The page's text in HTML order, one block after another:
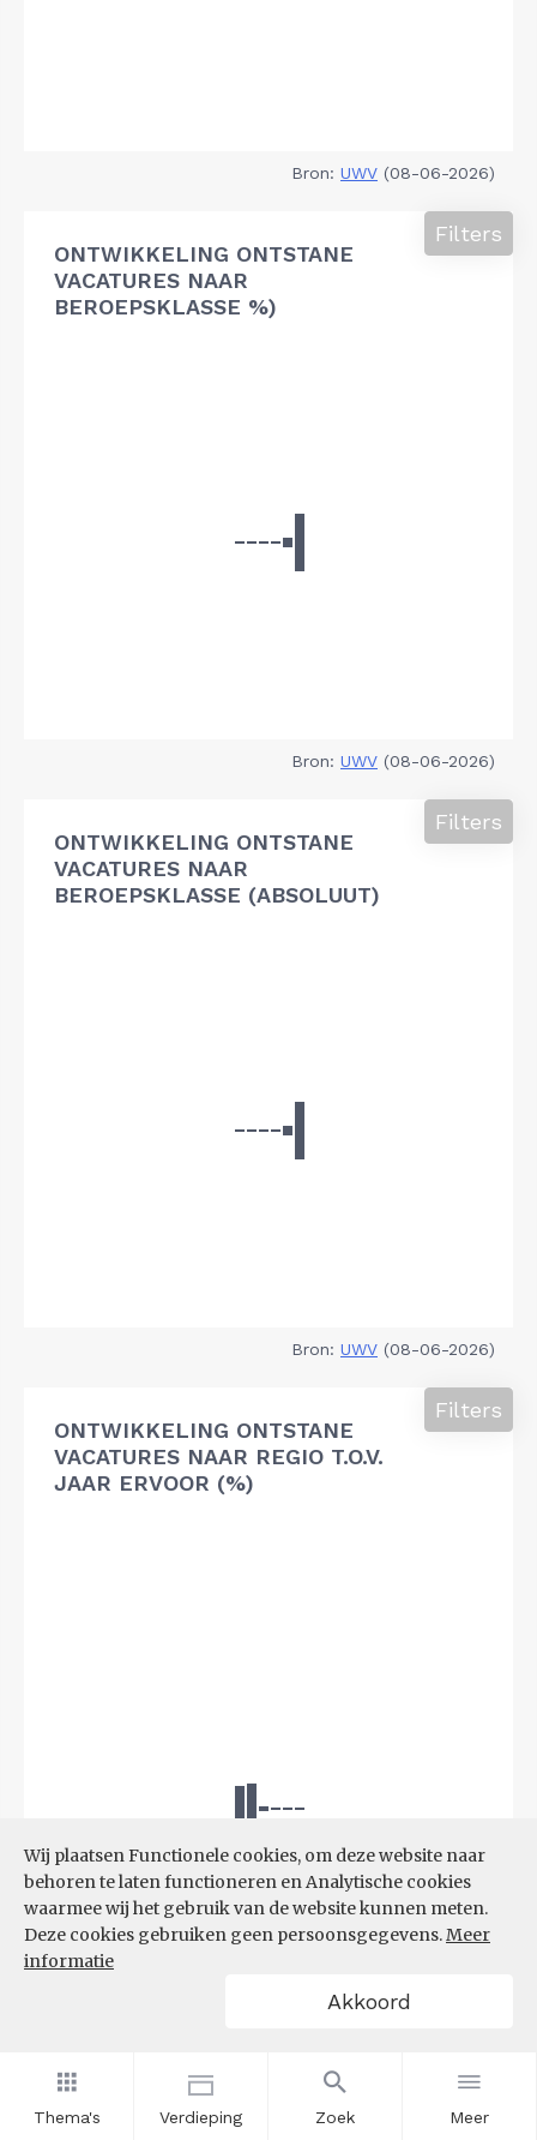
Thema's Verdieping Zoek Meer
Wij plaatsen Functionele cookies, om deze website naar
behoren te laten functioneren en Analytische cookies
waarmee wij het gebruik van de website kunnen meten.
Deze cookies gebruiken geen persoonsgegevens.Meer
informatie
Akkoord
Bron: UWV (08-06-2026)
ONTWIKKELING ONTSTANE
VACATURES NAAR
BEROEPSKLASSE %)
Filters
Bron: UWV (08-06-2026)
ONTWIKKELING ONTSTANE
VACATURES NAAR
BEROEPSKLASSE (ABSOLUUT)
Filters
Bron: UWV (08-06-2026)
ONTWIKKELING ONTSTANE
VACATURES NAAR REGIO T.O.V.
JAAR ERVOOR (%)
Filters
Bron:UWV (08-06-2026)